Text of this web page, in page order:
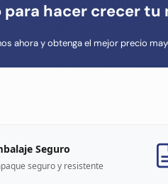
para hacer crecer tu
ahora y obtenga el mejor precio
Seguro
seguro y resistente